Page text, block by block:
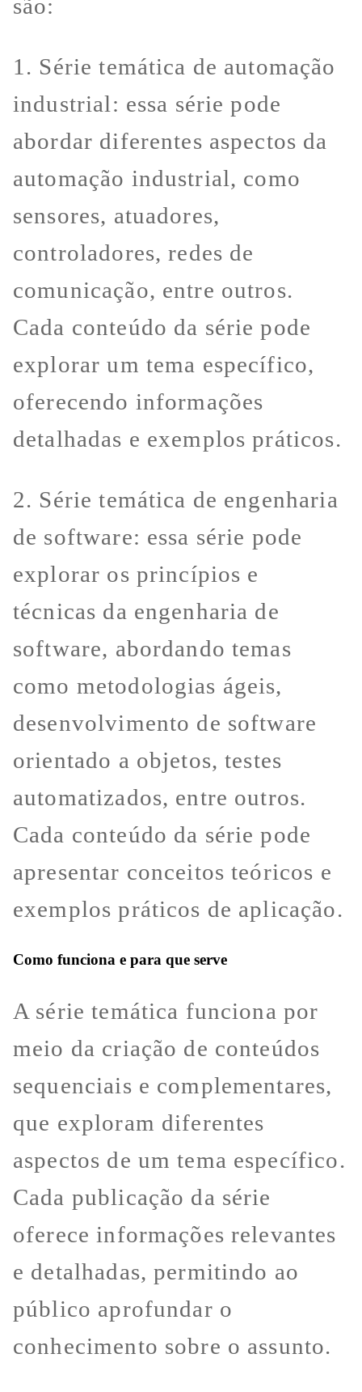
são:
1. Série temática de automação
industrial: essa série pode
abordar diferentes aspectos da
automação industrial, como
sensores, atuadores,
controladores, redes de
comunicação, entre outros.
Cada conteúdo da série pode
explorar um tema específico,
oferecendo informações
detalhadas e exemplos práticos.
2. Série temática de engenharia
de software: essa série pode
explorar os princípios e
técnicas da engenharia de
software, abordando temas
como metodologias ágeis,
desenvolvimento de software
orientado a objetos, testes
automatizados, entre outros.
Cada conteúdo da série pode
apresentar conceitos teóricos e
exemplos práticos de aplicação.
Como funciona e para que serve
A série temática funciona por
meio da criação de conteúdos
sequenciais e complementares,
que exploram diferentes
aspectos de um tema específico.
Cada publicação da série
oferece informações relevantes
e detalhadas, permitindo ao
público aprofundar o
conhecimento sobre o assunto.